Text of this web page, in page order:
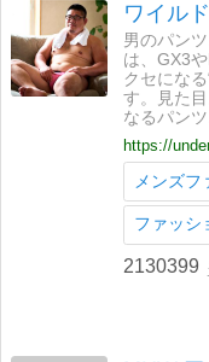
ワイル
男のパン
は、GX3
クセにな
す。見た
なるパン
https://
メンズフ
ファッシ
2130399